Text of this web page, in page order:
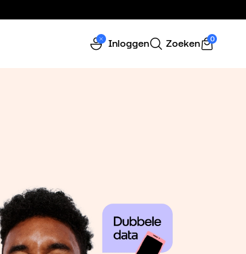
Inloggen Zoeken 0